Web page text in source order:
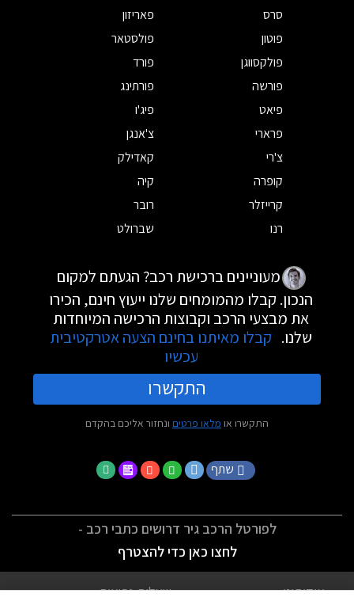
סרס
פאריזון
פוטון
פולסטאר
פולקסווגן
פורד
פורשה
פורתינג
פיאט
פיג'ו
פרארי
צ'אנגן
צ'רי
קאדילק
קופרה
קיה
קרייזלר
רובר
רנו
שברולט
מעוניינים ברכישת רכב? הגעתם למקום
הנכון. קבלו מהמומחים שלנו ייעוץ חינם, הכירו
את מבצעי הרכב וקבוצות הרכישה המיוחדות
שלנו. קבלו מאיתנו בחינם הצעה אטרקטיבית
עכשיו
התקשרו
התקשרו או מלאו פרטים ונחזור אליכם בהקדם
שתף
לפורטל הרכב גיר דרושים כתבי רכב -
לחצו כאן כדי להצטרף
אודותינו שאלות נפוצות